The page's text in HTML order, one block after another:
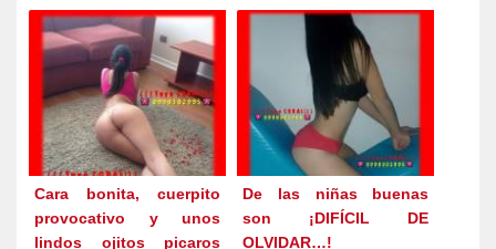
Cara bonita, cuerpito
provocativo y unos
lindos ojitos picaros
De las niñas buenas
son ¡DIFÍCIL DE
OLVIDAR…!